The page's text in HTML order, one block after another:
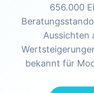
656.000
Aussichten
bekannt für